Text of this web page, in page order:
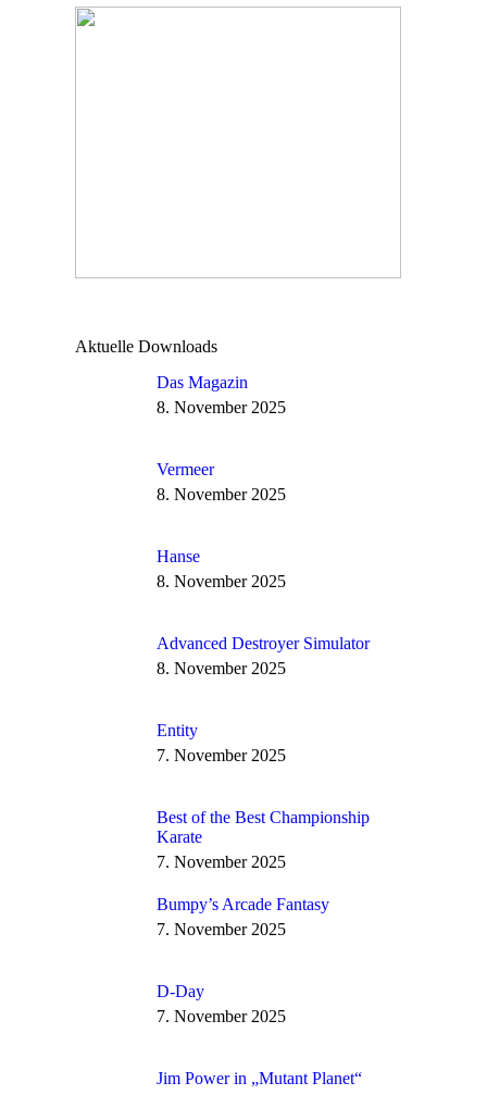
Aktuelle Downloads
Das Magazin
8. November 2025
Vermeer
8. November 2025
Hanse
8. November 2025
Advanced Destroyer Simulator
8. November 2025
Entity
7. November 2025
Best of the Best Championship
Karate
7. November 2025
Bumpy’s Arcade Fantasy
7. November 2025
D-Day
7. November 2025
Jim Power in „Mutant Planet“